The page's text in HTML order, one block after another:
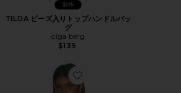
新作
TILDA ビーズ入りトップハンドルバッ
グ
olga berg
$139
Favorite ETOILE OFF